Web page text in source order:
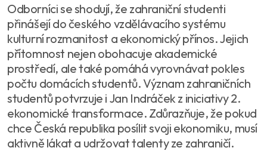
Odborníci se shodují, že zahraniční studenti
přinášejí do českého vzdělávacího systému
kulturní rozmanitost a ekonomický přínos. Jejich
přítomnost nejen obohacuje akademické
prostředí, ale také pomáhá vyrovnávat pokles
počtu domácích studentů. Význam zahraničních
studentů potvrzuje i Jan Indráček z iniciativy 2.
ekonomické transformace. Zdůrazňuje, že pokud
chce Česká republika posílit svoji ekonomiku, musí
aktivně lákat a udržovat talenty ze zahraničí.